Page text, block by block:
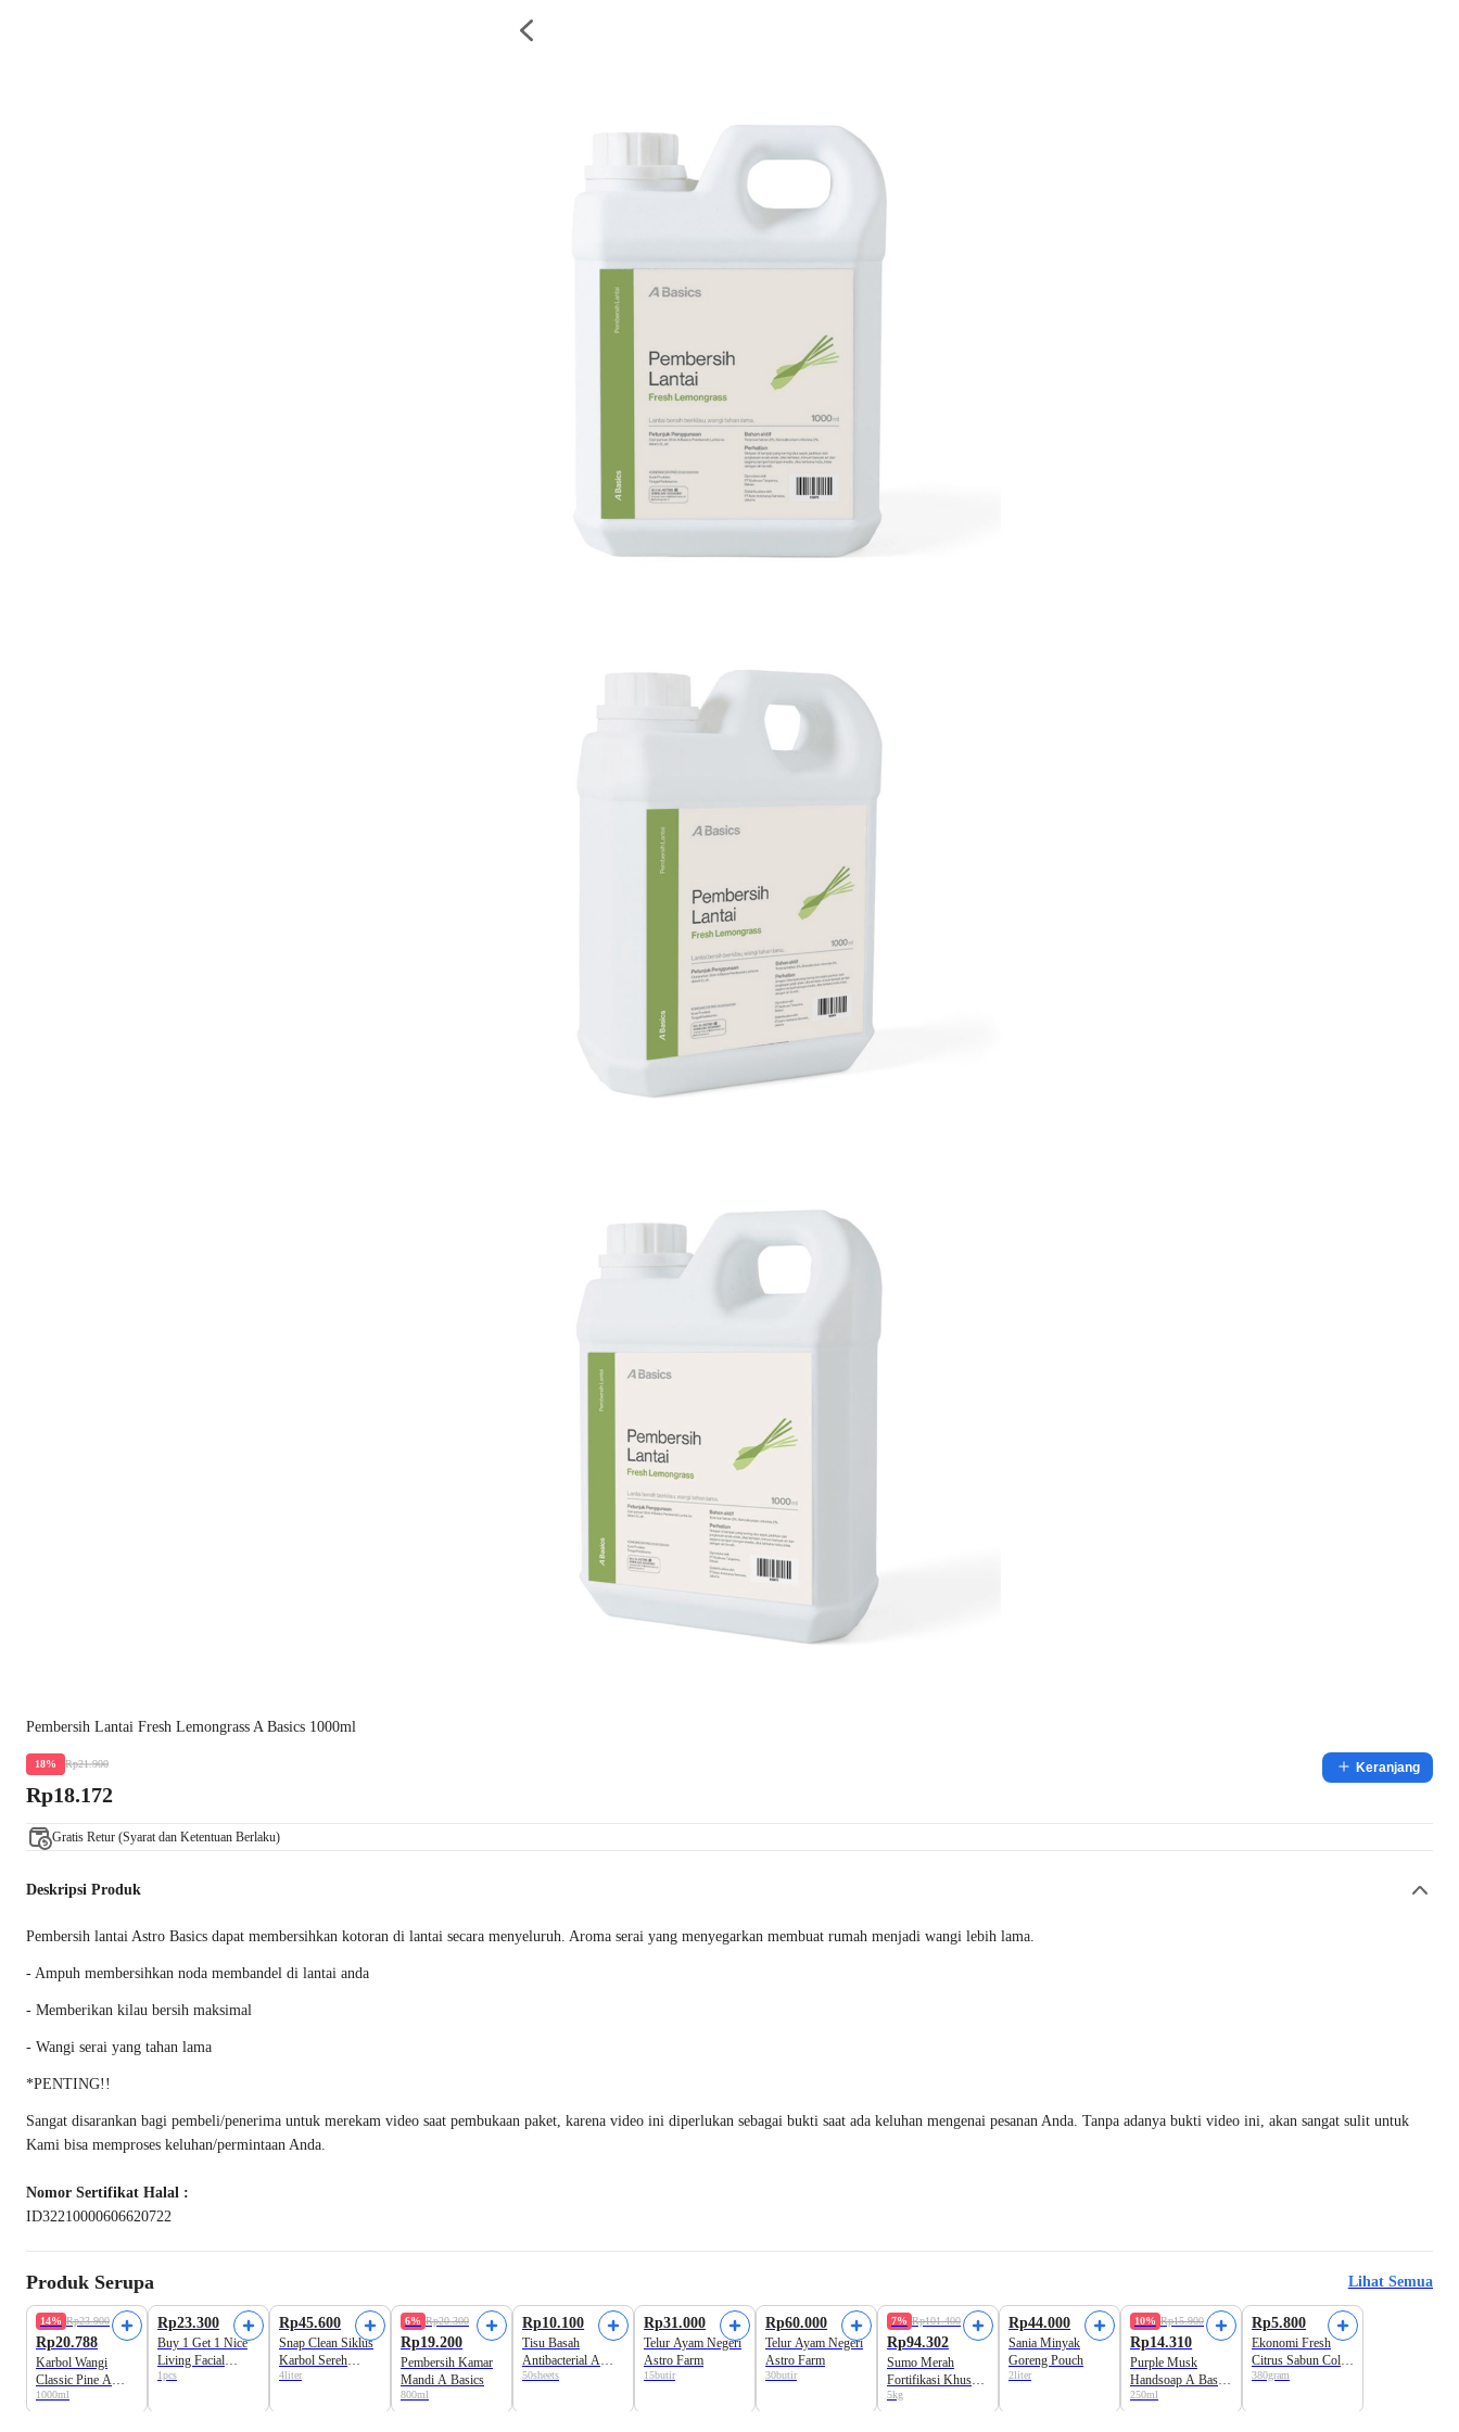
Pembersih Lantai Fresh Lemongrass A Basics 1000ml
18% Rp21.900
Rp18.172
Keranjang
Gratis Retur (Syarat dan Ketentuan Berlaku)
Deskripsi Produk
Pembersih lantai Astro Basics dapat membersihkan kotoran di lantai secara menyeluruh. Aroma serai yang menyegarkan membuat rumah menjadi wangi lebih lama.
- Ampuh membersihkan noda membandel di lantai anda
- Memberikan kilau bersih maksimal
- Wangi serai yang tahan lama
*PENTING!!
Sangat disarankan bagi pembeli/penerima untuk merekam video saat pembukaan paket, karena video ini diperlukan sebagai bukti saat ada keluhan mengenai pesanan Anda. Tanpa adanya bukti video ini, akan sangat sulit untuk
Kami bisa memproses keluhan/permintaan Anda.
Nomor Sertifikat Halal :
ID32210000606620722
Produk Serupa Lihat Semua
14% Rp23.900
Rp20.788
Karbol Wangi
Classic Pine A
Basics
1000ml
Rp23.300
Buy 1 Get 1 Nice
Living Facial
Tissue Soft Pack
1pcs
Rp45.600
Snap Clean Siklus
Karbol Sereh
Pembersih Lantai
4liter
6% Rp20.300
Rp19.200
Pembersih Kamar
Mandi A Basics
800ml
Rp10.100
Tisu Basah
Antibacterial A
Basics
50sheets
Rp31.000
Telur Ayam Negeri
Astro Farm
15butir
Rp60.000
Telur Ayam Negeri
Astro Farm
30butir
7% Rp101.400
Rp94.302
Sumo Merah
Fortifikasi Khusus
Beras Premium
5kg
Rp44.000
Sania Minyak
Goreng Pouch
2liter
10% Rp15.900
Rp14.310
Purple Musk
Handsoap A Basics
Bottle
250ml
Rp5.800
Ekonomi Fresh
Citrus Sabun Colek
Krim
380gram